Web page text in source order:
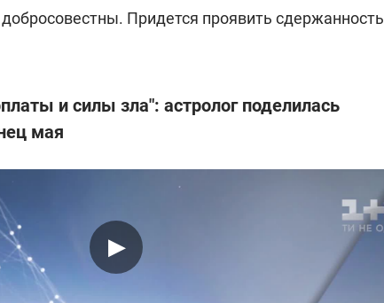
Придется проявить сдержанность
и силы зла": астролог поделилась
мая